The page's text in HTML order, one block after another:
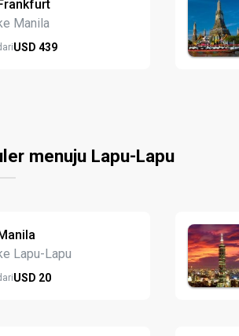
Manila
USD 439
menuju Lapu-Lapu
Lapu-Lapu
USD 20